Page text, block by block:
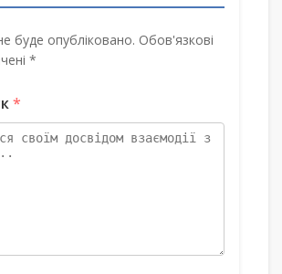
буде опубліковано. Обов'язкові
*
*